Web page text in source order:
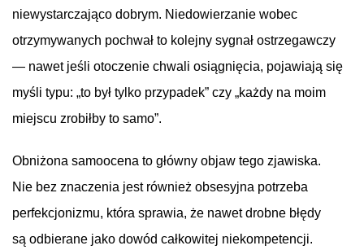
niewystarczająco dobrym. Niedowierzanie wobec
otrzymywanych pochwał to kolejny sygnał ostrzegawczy
— nawet jeśli otoczenie chwali osiągnięcia, pojawiają się
myśli typu: „to był tylko przypadek” czy „każdy na moim
miejscu zrobiłby to samo”.
Obniżona samoocena to główny objaw tego zjawiska.
Nie bez znaczenia jest również obsesyjna potrzeba
perfekcjonizmu, która sprawia, że nawet drobne błędy
są odbierane jako dowód całkowitej niekompetencji.